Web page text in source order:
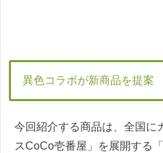
異色コラボが新商品を提案
今回紹介する商品は、全国に
スCoCo壱番屋」を展開する